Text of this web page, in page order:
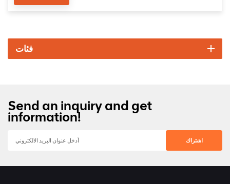
فئات
Send an inquiry and get
information!